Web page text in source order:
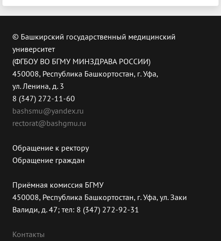
© Башкирский государственный медицинский
университет
(ФГБОУ ВО БГМУ МИНЗДРАВА РОССИИ)
450008, Республика Башкортостан, г. Уфа,
ул. Ленина, д. 3
8 (347) 272-11-60
bashsmu@yandex.ru
rectorat@bashgmu.ru
Обращение к ректору
Обращение граждан
Приёмная комиссия БГМУ
450008, Республика Башкортостан, г. Уфа, ул. Заки
Валиди, д. 47; тел: 8 (347) 272-92-31
Контакты